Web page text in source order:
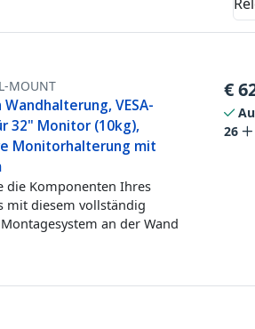
MOUNT
VESA-
32" Monitor (10kg),
Monitorhalterung mit
die Komponenten Ihres
mit diesem vollständig
an der Wand
€
26